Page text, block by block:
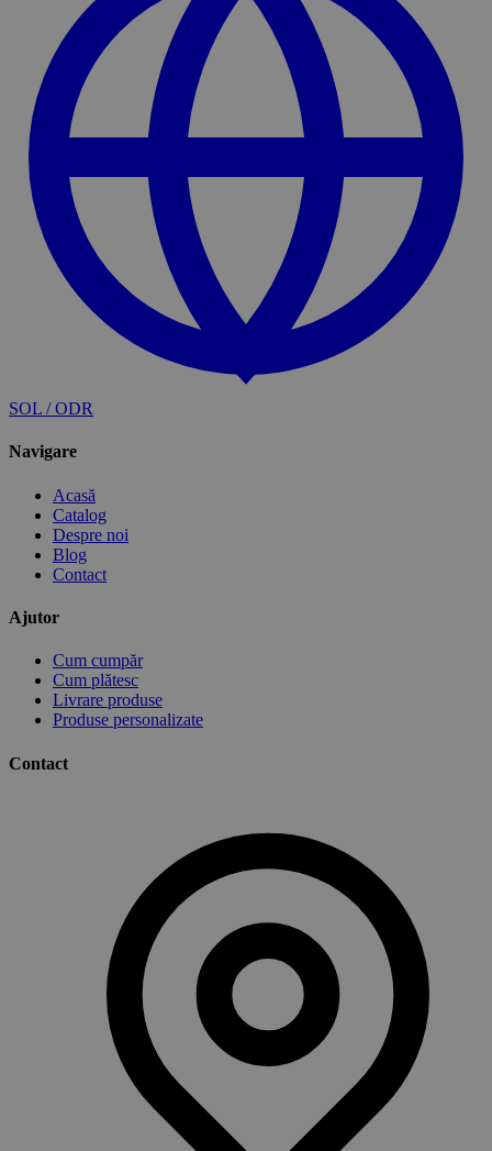
SOL / ODR
Navigare
Acasă
Catalog
Despre noi
Blog
Contact
Ajutor
Cum cumpăr
Cum plătesc
Livrare produse
Produse personalizate
Contact